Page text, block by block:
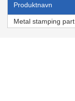
Produktnavn
Metal stamping part